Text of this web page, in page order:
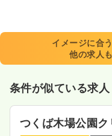
8:00～17:00
ブランク可
気になる
日勤のみ（常勤）
イメージに合
他の求人
条件が似ている求人
つくば木場公園ク